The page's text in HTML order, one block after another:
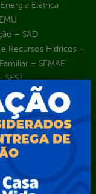
Elétrica
– SAD
Recursos Hídricos –
– SEMAF
SEST
– SEMEL
– SEMA
e Gestão – SEPLAG
– SEMRI